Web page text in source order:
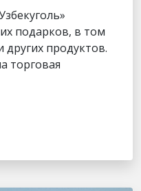
подарков, в том
других продуктов.
торговая